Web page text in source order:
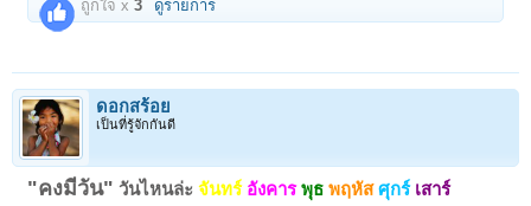
ถูกใจ x3 ดูรายการ
ดอกสร้อย
เป็นที่รู้จักกันดี
"คงมีวัน" วันไหนล่ะจันทร์ อังคารพุธพฤหัสศุกร์ เสาร์